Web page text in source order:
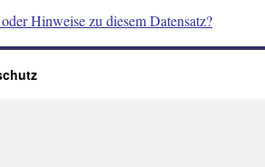
Hinweise zu diesem Datensatz?